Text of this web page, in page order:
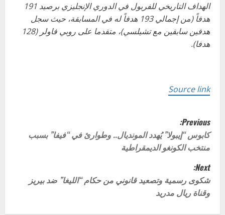
الهداف التاريخي للفربول في الدوري الإنجليزي برصيد 191
هدفاً (من إجمالي 193 هدفاً له في المسابقة، حيث سجل
هدفين سابقين مع تشيلسي)، متقدما على روبي فاولر (128
هدفا).
Source link
P
o
s
t
n
Previous:
كابوس “إيبولا” يُهدد المونديال.. وطوارئ في “فيفا” بسبب
منتخب الكونغو الديمقراطية
Next:
شكوى رسمية وتصعيد قانوني من حكام “الليغا” ضد بيريز
وقناة ريال مدريد